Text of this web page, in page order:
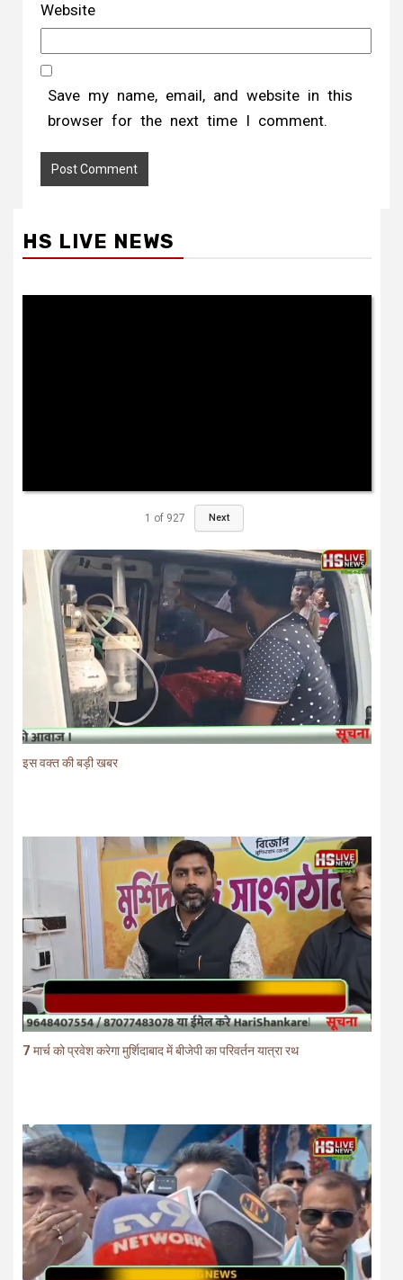
Website
Save my name, email, and website in this
browser for the next time I comment.
HS LIVE NEWS
1 of 927 Next
इस वक्त की बड़ी खबर
7 मार्च को प्रवेश करेगा मुर्शिदाबाद में बीजेपी का परिवर्तन यात्रा रथ